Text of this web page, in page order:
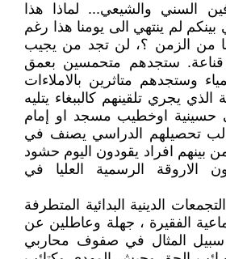
السني والشيعي... لماذا هذا
بينكم لم ينتهي الى يومنا هذا رغم
من الزمن ؟، لن تجد من يجيب
ستجدهم متحمسين بعمق
وستجدهم متاثرين بالاملاءات
الذي يجري تلقينهم كالببغاء يتليه
اوخطيب مسجد او إمام
تحصيلهم الدراسي يصنف في
بينهم افراد يقودون اليوم حشود
الاروقة الرسمية العليا في
الدينية البدائية المتطرفة
الفقيرة ، جهلة وعاطلين عن
سبيل المثال في صفوف محاربي